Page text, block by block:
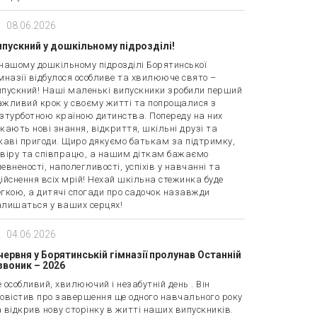
08.06.2026
у дошкільному підрозділі!
дошкільному підрозділі Борятинської
відбулося особливе та хвилююче свято –
Наші маленькі випускники зробили перший
крок у своєму житті та попрощалися з
країною дитинства. Попереду на них
нові знання, відкриття, шкільні друзі та
пригоди. Щиро дякуємо батькам за підтримку,
та співпрацю, а нашим діткам бажаємо
наполегливості, успіхів у навчанні та
всіх мрій! Нехай шкільна стежинка буде
а дитячі спогади про садочок назавжди
у ваших серцях!
04.06.2026
у Борятинській гімназії пролунав Останній
– 2026
особливий, хвилюючий і незабутній день . Він
про завершення ще одного навчального року
відкрив нову сторінку в житті наших випускників.